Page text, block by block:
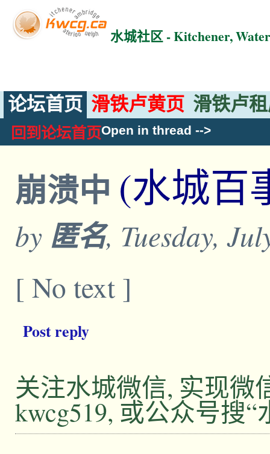
水城社区 - Kitchener,
论坛首页 滑铁卢黄页 滑铁卢
回到论坛首页Open in thread -->
崩溃中 (水城百
by 匿名, Tuesday,
[ No text ]
Post reply
关注水城微信, 实现微
kwcg519, 或公众号搜“